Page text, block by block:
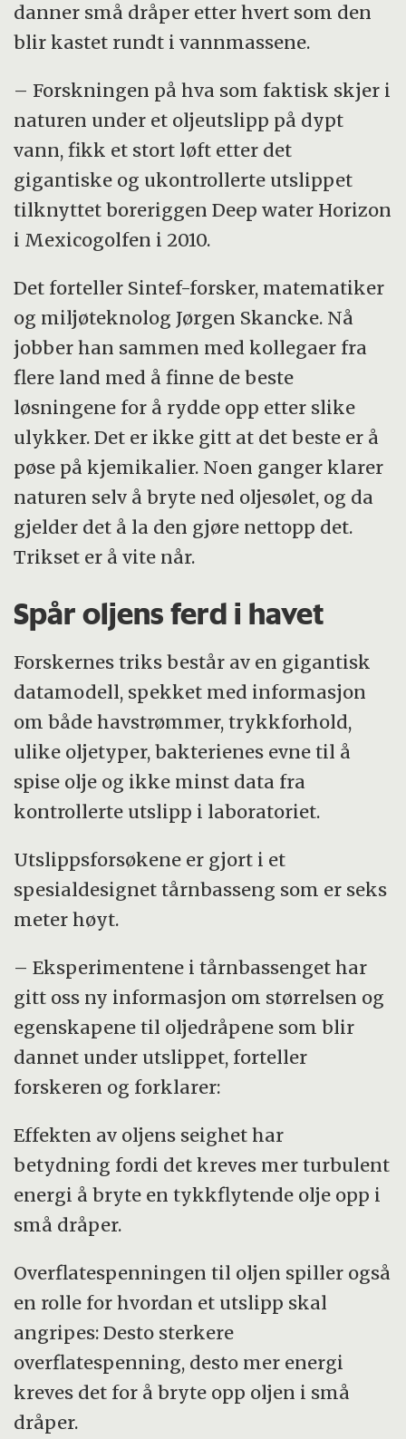
Finansiering: 1.500 000 kroner i året, via Gulf
of Mexico Research Initiative, som
koordinerer $500 millioner i
forskningsmidler som ble gjort disponible
av British Petroleum (BP) i etterkant av
ulykken med Deep water Horizon.
danner små dråper etter hvert som den
blir kastet rundt i vannmassene.
– Forskningen på hva som faktisk skjer i
naturen under et oljeutslipp på dypt
vann, fikk et stort løft etter det
gigantiske og ukontrollerte utslippet
tilknyttet boreriggen Deep water Horizon
i Mexicogolfen i 2010.
Det forteller Sintef-forsker, matematiker
og miljøteknolog Jørgen Skancke. Nå
jobber han sammen med kollegaer fra
flere land med å finne de beste
løsningene for å rydde opp etter slike
ulykker. Det er ikke gitt at det beste er å
pøse på kjemikalier. Noen ganger klarer
naturen selv å bryte ned oljesølet, og da
gjelder det å la den gjøre nettopp det.
Trikset er å vite når.
Spår oljens ferd i havet
Forskernes triks består av en gigantisk
datamodell, spekket med informasjon
om både havstrømmer, trykkforhold,
ulike oljetyper, bakterienes evne til å
spise olje og ikke minst data fra
kontrollerte utslipp i laboratoriet.
Utslippsforsøkene er gjort i et
spesialdesignet tårnbasseng som er seks
meter høyt.
– Eksperimentene i tårnbassenget har
gitt oss ny informasjon om størrelsen og
egenskapene til oljedråpene som blir
dannet under utslippet, forteller
forskeren og forklarer:
Effekten av oljens seighet har
betydning fordi det kreves mer turbulent
energi å bryte en tykkflytende olje opp i
små dråper.
Overflatespenningen til oljen spiller også
en rolle for hvordan et utslipp skal
angripes: Desto sterkere
overflatespenning, desto mer energi
kreves det for å bryte opp oljen i små
dråper.